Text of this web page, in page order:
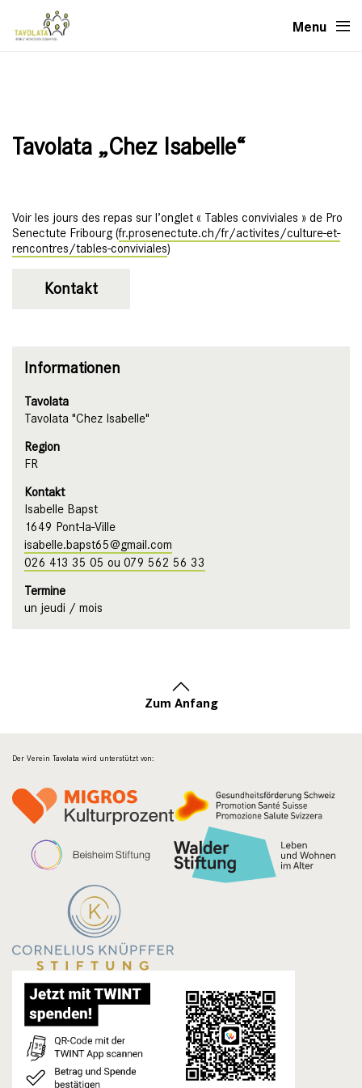
Menu
Tavolata „Chez Isabelle“
Voir les jours des repas sur l’onglet « Tables conviviales » de Pro
Senectute Fribourg (fr.prosenectute.ch/fr/activites/culture-et-
rencontres/tables-conviviales)
Kontakt
Informationen
Tavolata
Tavolata "Chez Isabelle"
Region
FR
Kontakt
Isabelle Bapst
1649 Pont-la-Ville
isabelle.bapst65@gmail.com
026 413 35 05 ou 079 562 56 33
Termine
un jeudi / mois
Zum Anfang
Der Verein Tavolata wird unterstützt von: